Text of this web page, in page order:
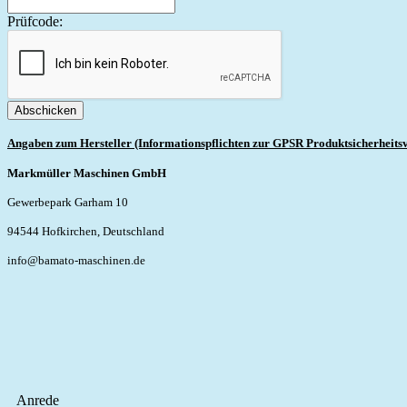
Prüfcode:
Abschicken
Angaben zum Hersteller (Informationspflichten zur GPSR
Markmüller Maschinen GmbH
Gewerbepark Garham 10
94544 Hofkirchen, Deutschland
info@bamato-maschinen.de
Anrede